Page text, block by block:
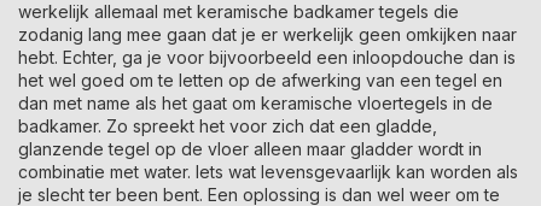
werkelijk allemaal met keramische badkamer tegels die
zodanig lang mee gaan dat je er werkelijk geen omkijken naar
hebt. Echter, ga je voor bijvoorbeeld een inloopdouche dan is
het wel goed om te letten op de afwerking van een tegel en
dan met name als het gaat om keramische vloertegels in de
badkamer. Zo spreekt het voor zich dat een gladde,
glanzende tegel op de vloer alleen maar gladder wordt in
combinatie met water. Iets wat levensgevaarlijk kan worden als
je slecht ter been bent. Een oplossing is dan wel weer om te